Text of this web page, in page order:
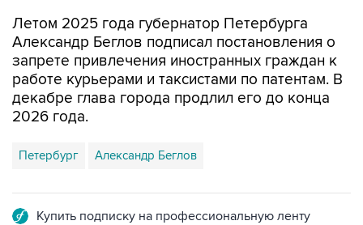
Летом 2025 года губернатор Петербурга
Александр Беглов подписал постановления о
запрете привлечения иностранных граждан к
работе курьерами и таксистами по патентам. В
декабре глава города продлил его до конца
2026 года.
Петербург Александр Беглов
Купить подписку на профессиональную ленту